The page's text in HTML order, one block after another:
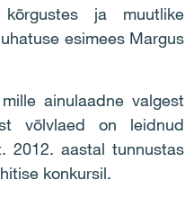
ja muutlike
esimees Margus
ainulaadne valgest
võlvlaed on leidnud
2012. aastal tunnustas
konkursil.